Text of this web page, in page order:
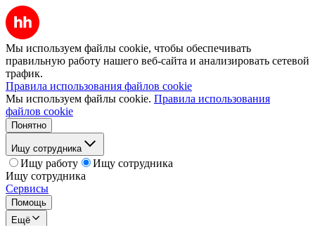
Мы используем файлы cookie, чтобы обеспечивать
правильную работу нашего веб-сайта и анализировать сетевой
трафик.
Правила использования файлов cookie
Мы используем файлы cookie. Правила использования
файлов cookie
Понятно
Ищу сотрудника
Ищу работу
Ищу сотрудника
Ищу сотрудника
Сервисы
Помощь
Ещё